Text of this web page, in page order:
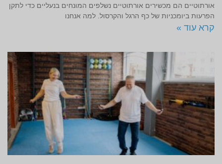
אורתוטיים הם מכשירים אורתוטיים נשלפים המונחים בנעליים כדי לתקן
הפרעות ביומכניות של כף הרגל והקרסול. למה אנחנו
קרא עוד »